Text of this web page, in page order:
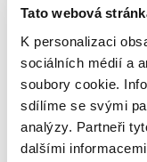
Tato webová
K personalizaci
sociálních médií a
soubory cookie.
sdílíme se svými
analýzy. Partneři
dalšími
S potěšením vás
představení ERM +
Check Point a jejích
Surface
akce vás také
představeny na